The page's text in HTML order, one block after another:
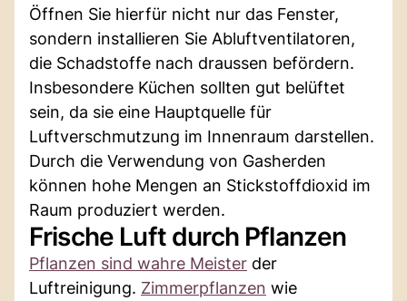
Öffnen Sie hierfür nicht nur das Fenster,
sondern installieren Sie Abluftventilatoren,
die Schadstoffe nach draussen befördern.
Insbesondere Küchen sollten gut belüftet
sein, da sie eine Hauptquelle für
Luftverschmutzung im Innenraum darstellen.
Durch die Verwendung von Gasherden
können hohe Mengen an Stickstoffdioxid im
Raum produziert werden.
Frische Luft durch Pflanzen
Pflanzen sind wahre Meister der
Luftreinigung. Zimmerpflanzen wie